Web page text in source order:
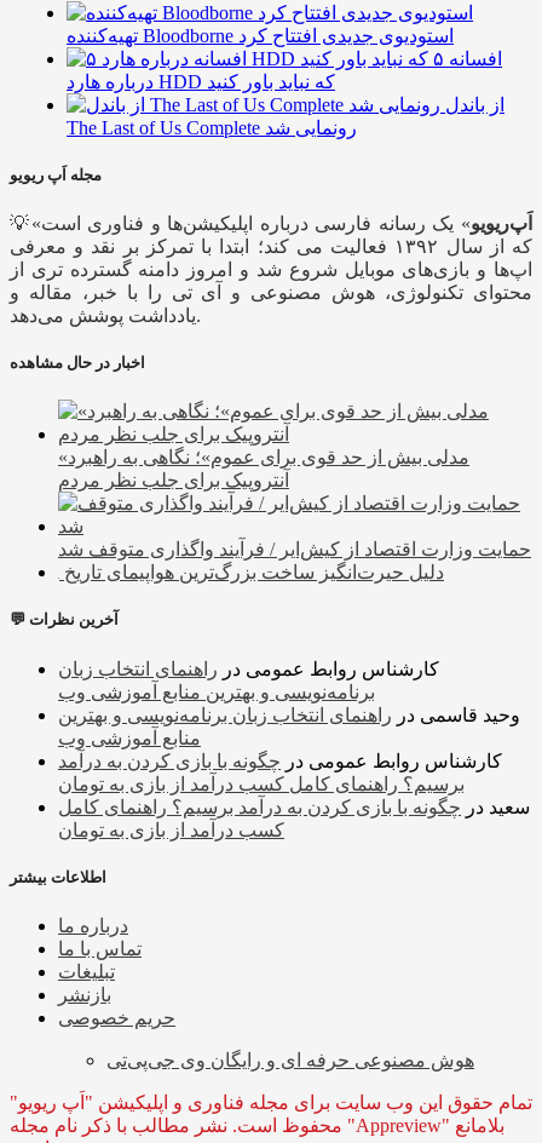
تهیه‌کننده Bloodborne استودیوی جدیدی افتتاح کرد
۵ افسانه
درباره هارد HDD که نباید باور کنید
از باندل
The Last of Us Complete رونمایی شد
مجله اَپ ریویو
💡« اَپ‌ریویو» یک رسانه فارسی درباره اپلیکیشن‌ها و فناوری است
که از سال ۱۳۹۲ فعالیت می کند؛ ابتدا با تمرکز بر نقد و معرفی
اپ‌ها و بازی‌های موبایل شروع شد و امروز دامنه گسترده تری از
محتوای تکنولوژی، هوش مصنوعی و آی تی را با خبر، مقاله و
یادداشت پوشش می‌دهد.
اخبار در حال مشاهده
«مدلی بیش از حد قوی برای عموم»؛ نگاهی به راهبرد
آنتروپیک برای جلب نظر مردم
حمایت وزارت اقتصاد از کیش‌ایر / فرآیند واگذاری متوقف شد
دلیل حیرت‌انگیز ساخت بزرگ‌ترین هواپیمای تاریخ
💬 آخرین نظرات
کارشناس روابط عمومی در راهنمای انتخاب زبان
برنامه‌نویسی و بهترین منابع آموزشی وب
وحید قاسمی در راهنمای انتخاب زبان برنامه‌نویسی و بهترین
منابع آموزشی وب
کارشناس روابط عمومی در چگونه با بازی کردن به درآمد
برسیم؟ راهنمای کامل کسب درآمد از بازی به تومان
سعید در چگونه با بازی کردن به درآمد برسیم؟ راهنمای کامل
کسب درآمد از بازی به تومان
اطلاعات بیشتر
درباره ما
تماس با ما
تبلیغات
بازنشر
حریم خصوصی
هوش مصنوعی حرفه ای و رایگان وی جی‌پی‌تی
تمام حقوق این وب سایت برای مجله فناوری و اپلیکیشن "اَپ ریویو"
محفوظ است. نشر مطالب با ذکر نام مجله "Appreview" بلامانع